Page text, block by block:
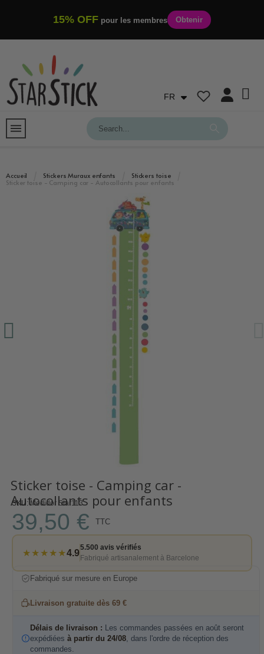
15% OFF pour les membres Obtenir
FR
Accueil Stickers Muraux enfants
Stickers toise
Sticker toise - Camping car - Autocollants pour enfants
Sticker toise - Camping car -
Autocollants pour enfants
SKU Medidor Star113
39,50 € TTC
★★★★★4.9
5.500 avis vérifiés
Fabriqué artisanalement à Barcelone
Fabriqué sur mesure en Europe
Livraison gratuite dès 69 €
Délais de livraison : Les commandes passées en août seront
expédiées à partir du 24/08 , dans l'ordre de réception des
commandes.